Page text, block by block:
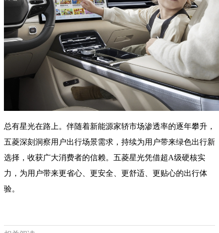
总有星光在路上。伴随着新能源家轿市场渗透率的逐年攀升，
五菱深刻洞察用户出行场景需求，持续为用户带来绿色出行新
选择，收获广大消费者的信赖。五菱星光凭借超A级硬核实
力，为用户带来更省心、更安全、更舒适、更贴心的出行体
验。